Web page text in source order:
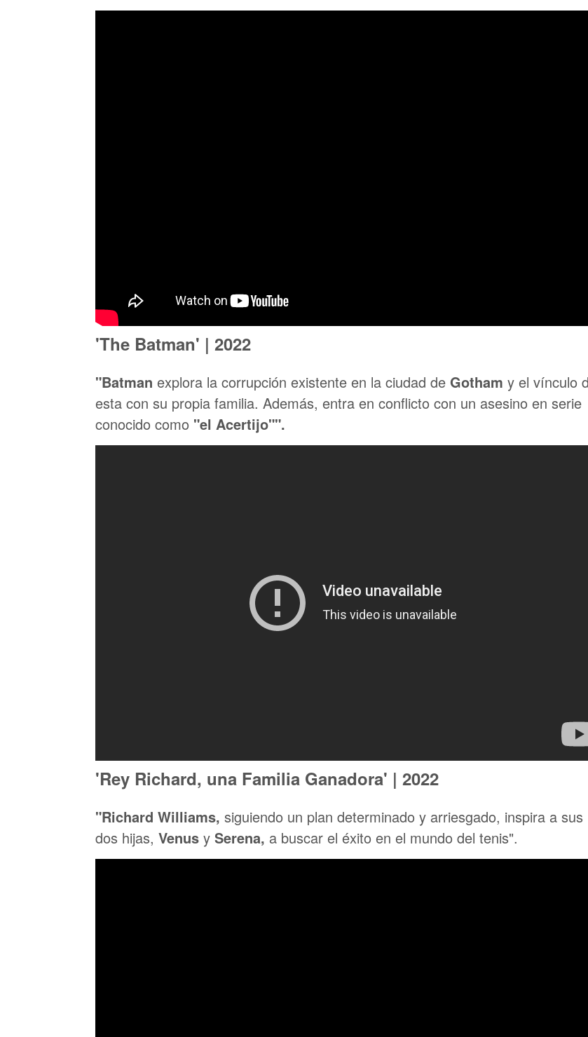
'The Batman' | 2022
"Batman explora la corrupción existente en la ciudad de Gotham y el vínculo
esta con su propia familia. Además, entra en conflicto con un asesino en serie
conocido como "el Acertijo"".
'Rey Richard, una Familia Ganadora' | 2022
"Richard Williams, siguiendo un plan determinado y arriesgado, inspira a sus
dos hijas, Venus y Serena, a buscar el éxito en el mundo del tenis".